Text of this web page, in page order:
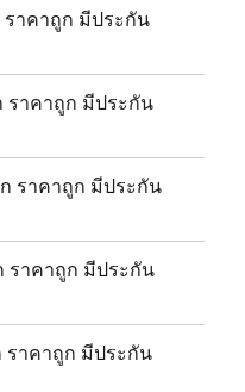
าคาถูก มีประกัน
ราคาถูก มีประกัน
ราคาถูก มีประกัน
ราคาถูก มีประกัน
ราคาถูก มีประกัน